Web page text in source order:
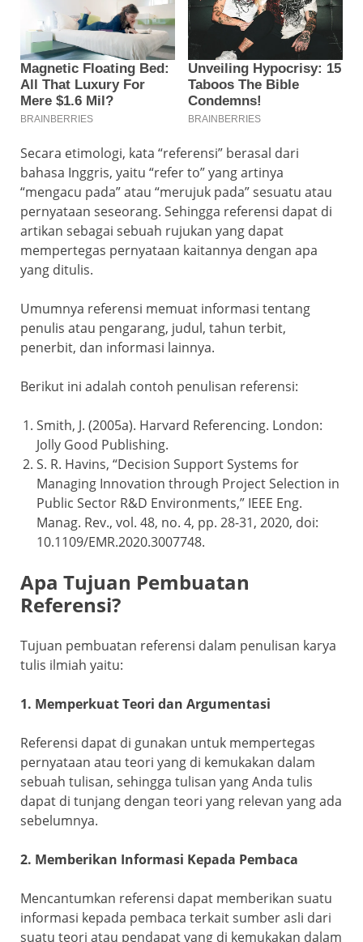
Secara etimologi, kata “referensi” berasal dari
bahasa Inggris, yaitu “refer to” yang artinya
“mengacu pada” atau “merujuk pada” sesuatu atau
pernyataan seseorang. Sehingga referensi dapat di
artikan sebagai sebuah rujukan yang dapat
mempertegas pernyataan kaitannya dengan apa
yang ditulis.
Umumnya referensi memuat informasi tentang
penulis atau pengarang, judul, tahun terbit,
penerbit, dan informasi lainnya.
Berikut ini adalah contoh penulisan referensi:
Smith, J. (2005a). Harvard Referencing. London:
Jolly Good Publishing.
S. R. Havins, “Decision Support Systems for
Managing Innovation through Project Selection in
Public Sector R&D Environments,” IEEE Eng.
Manag. Rev., vol. 48, no. 4, pp. 28-31, 2020, doi:
10.1109/EMR.2020.3007748.
Apa Tujuan Pembuatan
Referensi?
Tujuan pembuatan referensi dalam penulisan karya
tulis ilmiah yaitu:
1. Memperkuat Teori dan Argumentasi
Referensi dapat di gunakan untuk mempertegas
pernyataan atau teori yang di kemukakan dalam
sebuah tulisan, sehingga tulisan yang Anda tulis
dapat di tunjang dengan teori yang relevan yang ada
sebelumnya.
2. Memberikan Informasi Kepada Pembaca
Mencantumkan referensi dapat memberikan suatu
informasi kepada pembaca terkait sumber asli dari
suatu teori atau pendapat yang di kemukakan dalam